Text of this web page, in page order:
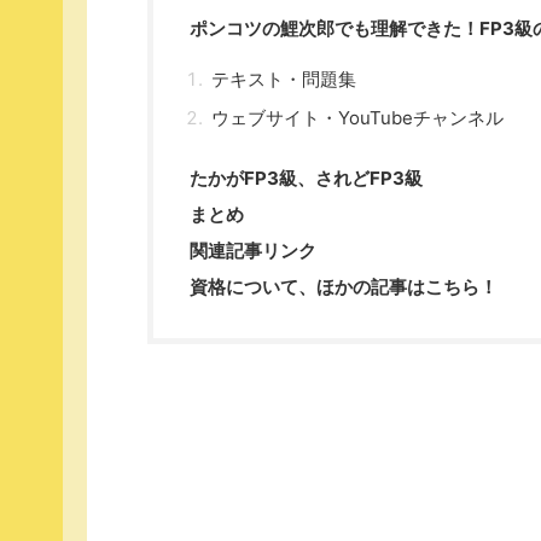
ポンコツの鯉次郎でも理解できた！FP3級
テキスト・問題集
ウェブサイト・YouTubeチャンネル
たかがFP3級、されどFP3級
まとめ
関連記事リンク
資格について、ほかの記事はこちら！